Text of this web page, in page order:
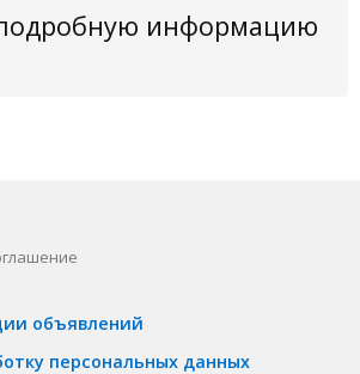
информацию
объявлений
персональных данных